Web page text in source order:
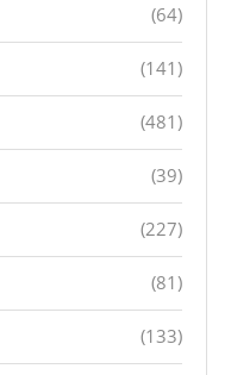
(64)
(141)
(481)
(39)
(227)
(81)
(133)